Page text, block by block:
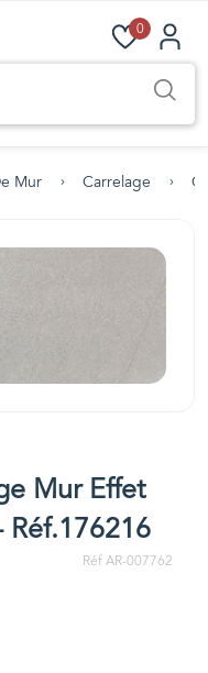
0
Mur Carrelage
Mur Effet
Réf.176216
Réf AR-007762